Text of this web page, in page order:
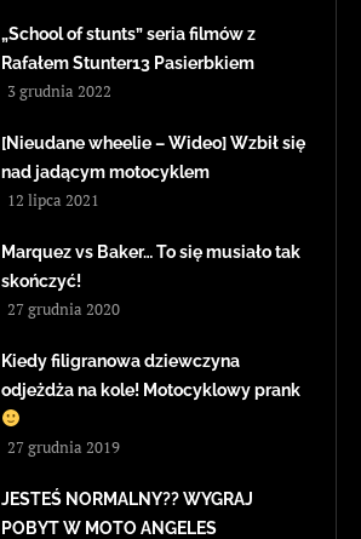
„School of stunts” seria filmów z
Rafałem Stunter13 Pasierbkiem
3 grudnia 2022
[Nieudane wheelie – Wideo] Wzbił się
nad jadącym motocyklem
12 lipca 2021
Marquez vs Baker… To się musiało tak
skończyć!
27 grudnia 2020
Kiedy filigranowa dziewczyna
odjeżdża na kole! Motocyklowy prank
27 grudnia 2019
JESTEŚ NORMALNY?? WYGRAJ
POBYT W MOTO ANGELES